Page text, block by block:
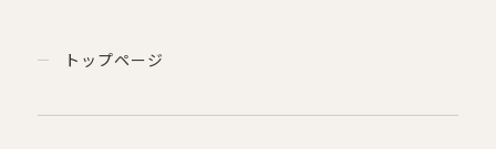
トップページ